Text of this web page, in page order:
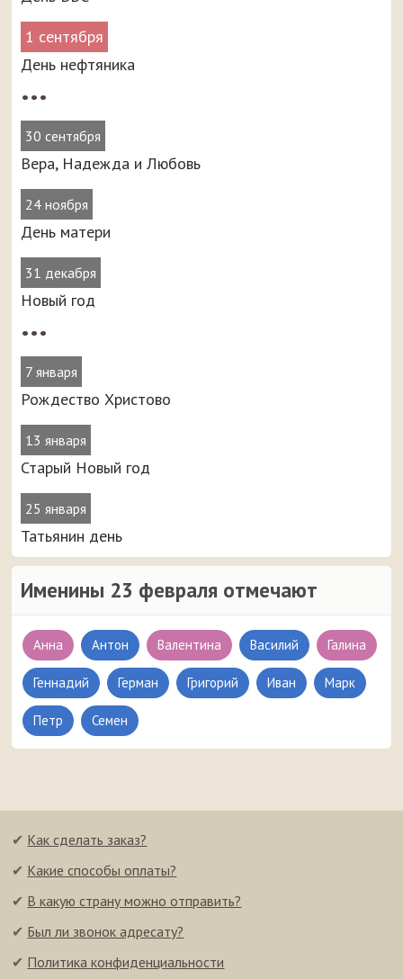
1 сентября
День нефтяника
•••
30 сентября
Вера, Надежда и Любовь
24 ноября
День матери
31 декабря
Новый год
•••
7 января
Рождество Христово
13 января
Старый Новый год
25 января
Татьянин день
Именины 23 февраля отмечают
Анна Антон Валентина Василий Галина
Геннадий Герман Григорий Иван Марк
Петр Семен
✔ Как сделать заказ?
✔ Какие способы оплаты?
✔ В какую страну можно отправить?
✔ Был ли звонок адресату?
✔ Политика конфиденциальности